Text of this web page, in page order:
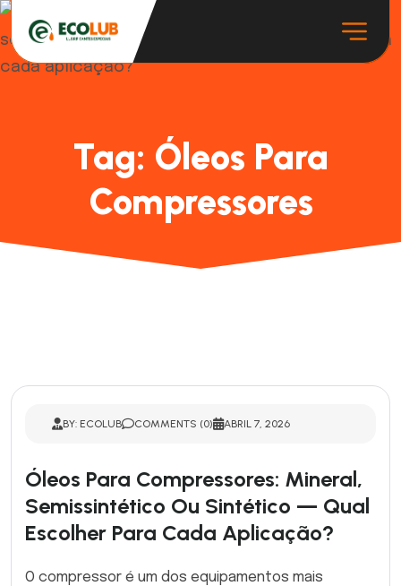
Tag: Óleos Para
Compressores
BY: ECOLUB COMMENTS (0) ABRIL 7, 2026
Óleos Para Compressores: Mineral,
Semissintético Ou Sintético — Qual
Escolher Para Cada Aplicação?
O compressor é um dos equipamentos mais